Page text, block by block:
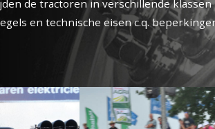
de tractoren in verschillende
en technische eisen c.q.